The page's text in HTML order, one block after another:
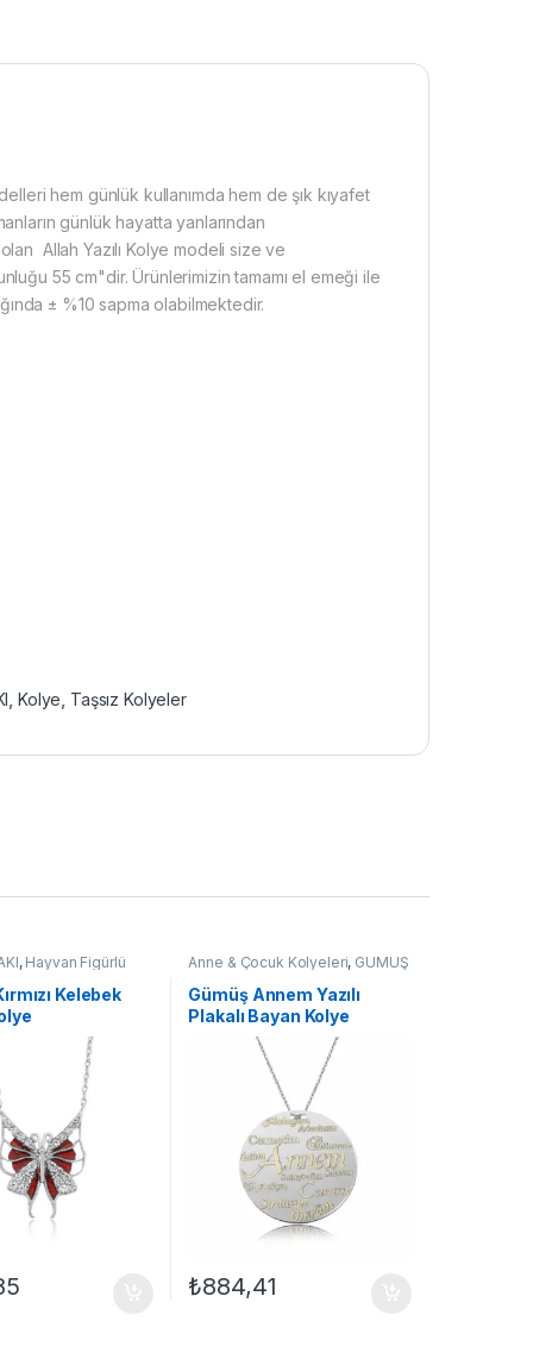
hem günlük kullanımda hem de şık kıyafet
günlük hayatta yanlarından
Allah Yazılı Kolye modeli size ve
55 cm"dir. Ürünlerimizin tamamı el emeği ile
± %10 sapma olabilmektedir.
Kolye Taşsız Kolyeler
, Hayvan Figürlü
Kadın Kolyeleri,
, Kolye
Kelebek
Anne & Çocuk Kolyeleri, GÜMÜŞ
Kadın Kolyeleri Kolye
Gümüş Annem Yazılı
Plakalı Bayan Kolye
₺884,41